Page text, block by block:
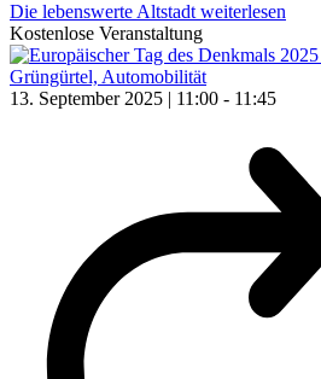
Die lebenswerte Altstadt weiterlesen
Kostenlose Veranstaltung
13. September 2025 | 11:00 - 11:45